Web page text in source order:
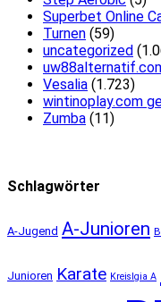
Superbet Online
Turnen (59)
uncategorized
Vesalia (1.723)
wintinoplay.com
Zumba (11)
Schlagwörter
A-Jugend A-Junioren
Junioren Karate Kreislgia A